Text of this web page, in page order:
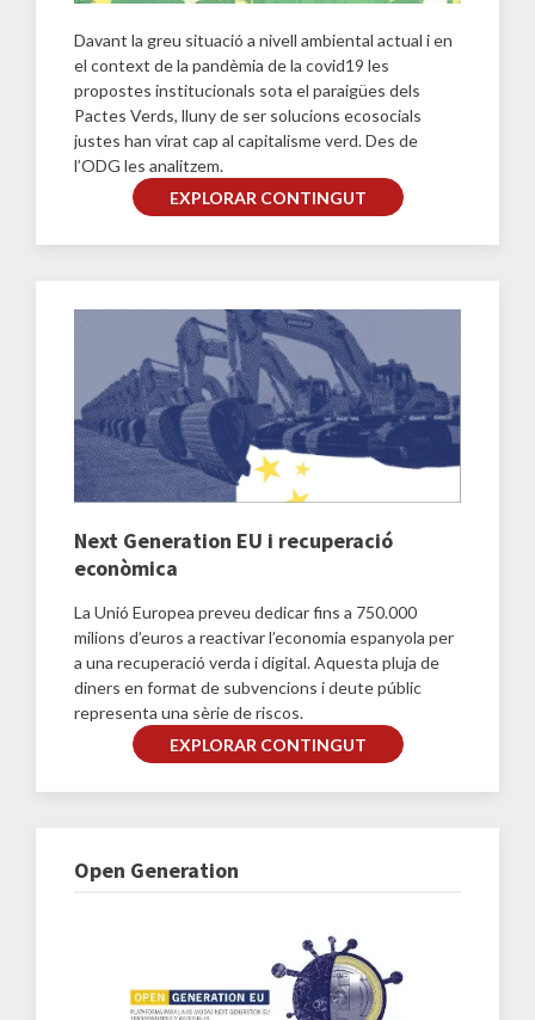
Davant la greu situació a nivell ambiental actual i en
el context de la pandèmia de la covid19 les
propostes institucionals sota el paraigües dels
Pactes Verds, lluny de ser solucions ecosocials
justes han virat cap al capitalisme verd. Des de
l’ODG les analitzem.
EXPLORAR CONTINGUT
Next Generation EU i recuperació
econòmica
La Unió Europea preveu dedicar fins a 750.000
milions d’euros a reactivar l’economia espanyola per
a una recuperació verda i digital. Aquesta pluja de
diners en format de subvencions i deute públic
representa una sèrie de riscos.
EXPLORAR CONTINGUT
Open Generation